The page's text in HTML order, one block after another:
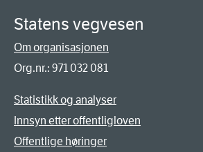
Statens vegvesen
Om organisasjonen
Org.nr.: 971 032 081
Statistikk og analyser
Innsyn etter offentligloven
Offentlige høringer